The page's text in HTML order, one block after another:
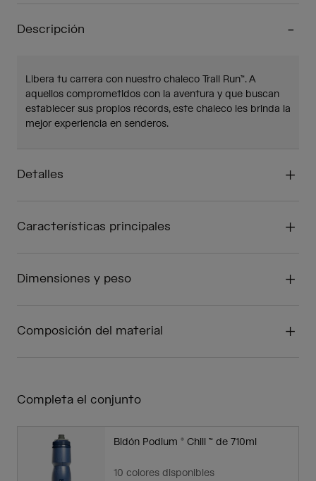
Descripción
Libera tu carrera con nuestro chaleco Trail Run™. A
aquellos comprometidos con la aventura y que buscan
establecer sus propios récords, este chaleco les brinda la
mejor experiencia en senderos.
Detalles
Características principales
Dimensiones y peso
Composición del material
Completa el conjunto
Bidón Podium ® Chill ™ de 710ml
10 colores disponibles